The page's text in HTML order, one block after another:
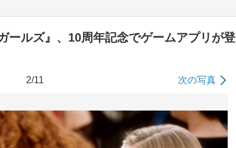
ールズ』、10周年記念でゲームアプリが登
2/11 次の写真